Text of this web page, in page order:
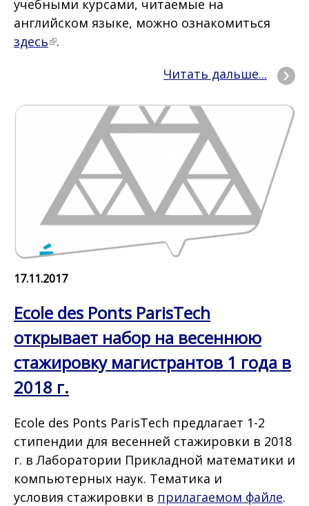
учебными курсами, читаемые на
английском языке, можно ознакомиться
здесь .
Читать дальше...
17.11.2017
Ecole des Ponts ParisTech
открывает набор на весеннюю
стажировку магистрантов 1 года в
2018 г.
Ecole des Ponts ParisTech предлагает 1-2
стипендии для весенней стажировки в 2018
г. в Лаборатории Прикладной математики и
компьютерных наук. Тематика и
условия стажировки в прилагаемом файле.